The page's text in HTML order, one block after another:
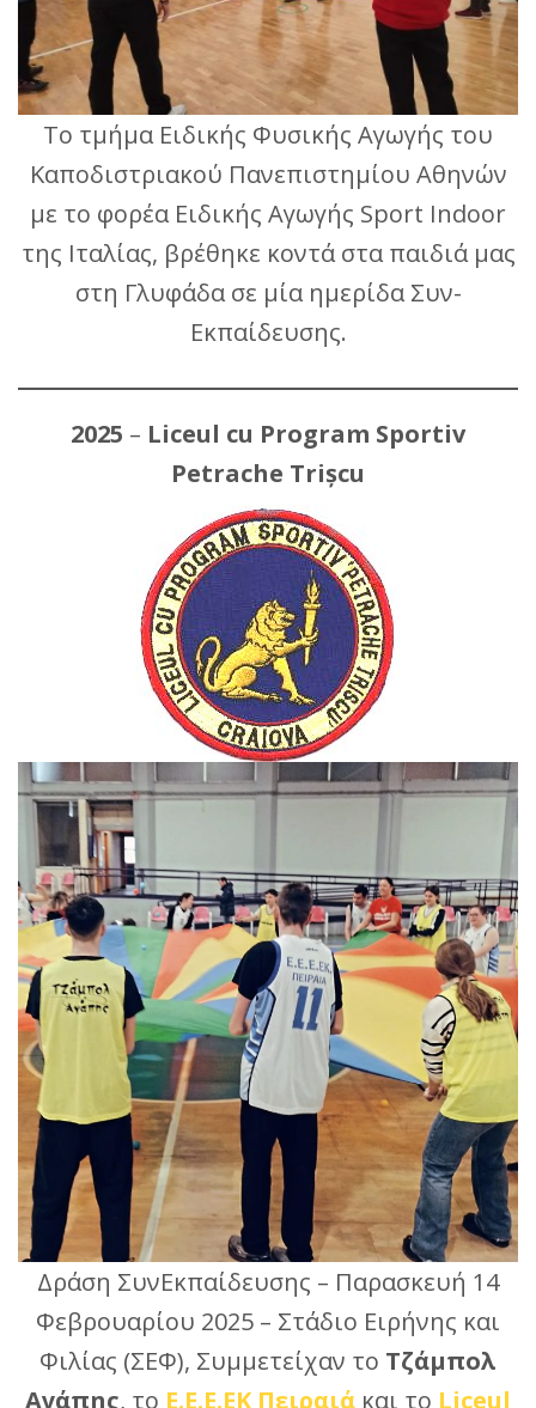
Το τμήμα Ειδικής Φυσικής Αγωγής του
Καποδιστριακού Πανεπιστημίου Αθηνών
με το φορέα Ειδικής Αγωγής Sport Indoor
της Ιταλίας, βρέθηκε κοντά στα παιδιά μας
στη Γλυφάδα σε μία ημερίδα Συν-
Εκπαίδευσης.
2025 – Liceul cu Program Sportiv
Petrache Trișcu
Δράση ΣυνΕκπαίδευσης – Παρασκευή 14
Φεβρουαρίου 2025 – Στάδιο Ειρήνης και
Φιλίας (ΣΕΦ), Συμμετείχαν το Τζάμπολ
Αγάπης, το Ε.Ε.Ε.ΕΚ Πειραιά και το Liceul